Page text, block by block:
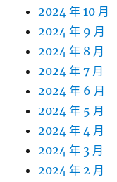
2024 年 10 月
2024 年 9 月
2024 年 8 月
2024 年 7 月
2024 年 6 月
2024 年 5 月
2024 年 4 月
2024 年 3 月
2024 年 2 月